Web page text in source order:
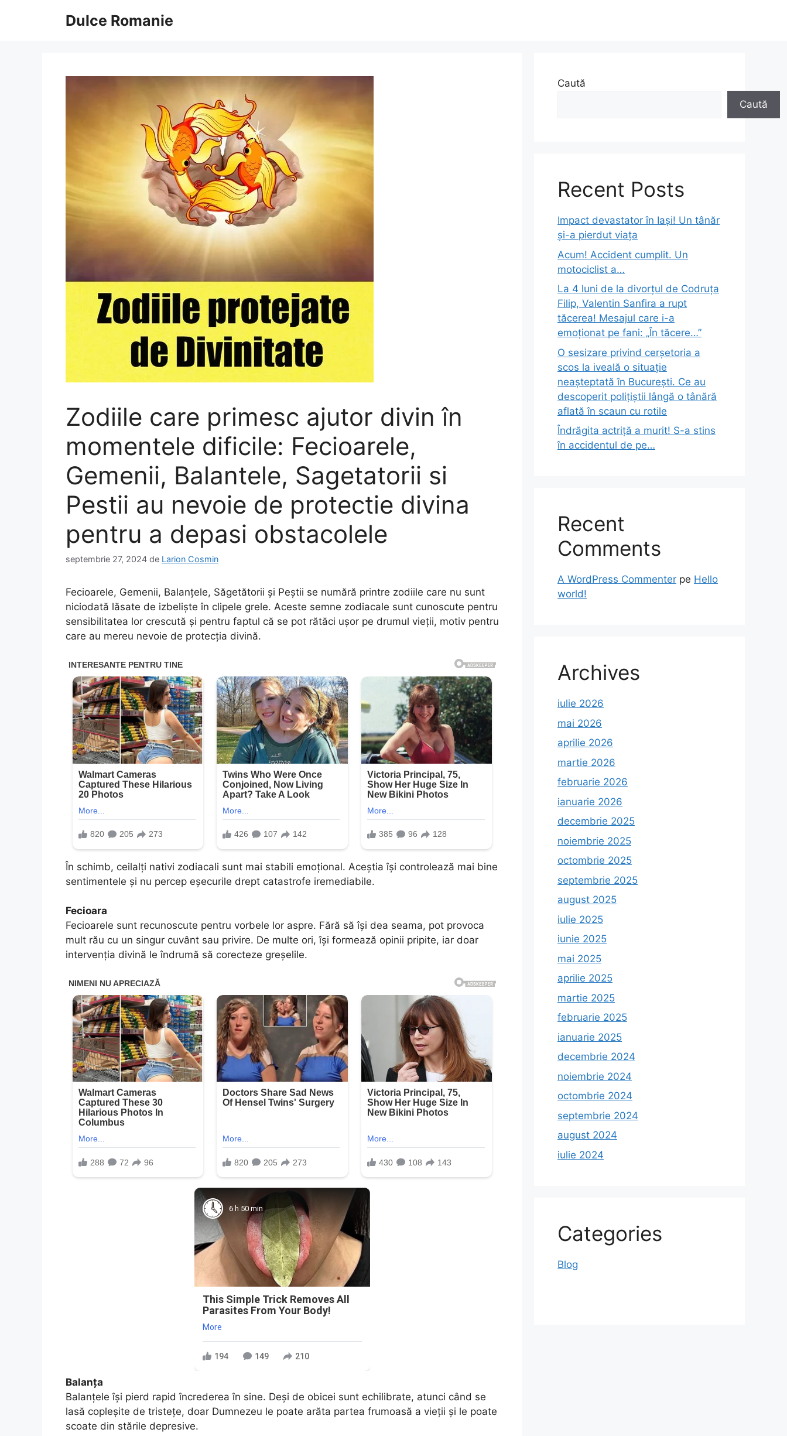
Dulce Romanie
Zodiile care primesc ajutor divin în
momentele dificile: Fecioarele,
Gemenii, Balantele, Sagetatorii si
Pestii au nevoie de protectie divina
pentru a depasi obstacolele
septembrie 27, 2024 de Larion Cosmin
Fecioarele, Gemenii, Balanțele, Săgetătorii și Peștii se numără printre zodiile care nu sunt
niciodată lăsate de izbeliște în clipele grele. Aceste semne zodiacale sunt cunoscute pentru
sensibilitatea lor crescută și pentru faptul că se pot rătăci ușor pe drumul vieții, motiv pentru
care au mereu nevoie de protecția divină.
În schimb, ceilalți nativi zodiacali sunt mai stabili emoțional. Aceștia își controlează mai bine
sentimentele și nu percep eșecurile drept catastrofe iremediabile.
Fecioara
Fecioarele sunt recunoscute pentru vorbele lor aspre. Fără să își dea seama, pot provoca
mult rău cu un singur cuvânt sau privire. De multe ori, își formează opinii pripite, iar doar
intervenția divină le îndrumă să corecteze greșelile.
6 h 50 min
This Simple Trick Removes All
Parasites From Your Body!
More
194 149 210
Balanța
Balanțele își pierd rapid încrederea în sine. Deși de obicei sunt echilibrate, atunci când se
lasă copleșite de tristețe, doar Dumnezeu le poate arăta partea frumoasă a vieții și le poate
scoate din stările depresive.
Caută
Caută
Recent Posts
Impact devastator în Iași! Un tânăr
și-a pierdut viața
Acum! Accident cumplit. Un
motociclist a…
La 4 luni de la divorțul de Codruța
Filip, Valentin Sanfira a rupt
tăcerea! Mesajul care i-a
emoționat pe fani: „În tăcere…”
O sesizare privind cerșetoria a
scos la iveală o situație
neașteptată în București. Ce au
descoperit polițiștii lângă o tânără
aflată în scaun cu rotile
Îndrăgita actriță a murit! S-a stins
în accidentul de pe…
Recent
Comments
A WordPress Commenter pe Hello
world!
Archives
iulie 2026
mai 2026
aprilie 2026
martie 2026
februarie 2026
ianuarie 2026
decembrie 2025
noiembrie 2025
octombrie 2025
septembrie 2025
august 2025
iulie 2025
iunie 2025
mai 2025
aprilie 2025
martie 2025
februarie 2025
ianuarie 2025
decembrie 2024
noiembrie 2024
octombrie 2024
septembrie 2024
august 2024
iulie 2024
Categories
Blog